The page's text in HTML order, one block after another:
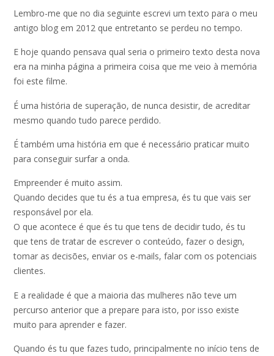
Lembro-me que no dia seguinte escrevi um texto para o meu
antigo blog em 2012 que entretanto se perdeu no tempo.
E hoje quando pensava qual seria o primeiro texto desta nova
era na minha página a primeira coisa que me veio à memória
foi este filme.
É uma história de superação, de nunca desistir, de acreditar
mesmo quando tudo parece perdido.
É também uma história em que é necessário praticar muito
para conseguir surfar a onda.
Empreender é muito assim.
Quando decides que tu és a tua empresa, és tu que vais ser
responsável por ela.
O que acontece é que és tu que tens de decidir tudo, és tu
que tens de tratar de escrever o conteúdo, fazer o design,
tomar as decisões, enviar os e-mails, falar com os potenciais
clientes.
E a realidade é que a maioria das mulheres não teve um
percurso anterior que a prepare para isto, por isso existe
muito para aprender e fazer.
Quando és tu que fazes tudo, principalmente no início tens de